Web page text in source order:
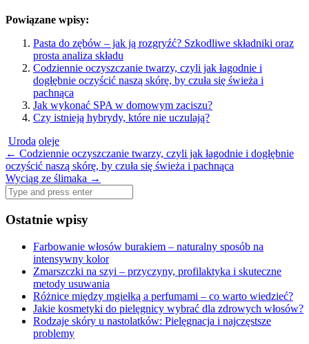
Powiązane wpisy:
Pasta do zębów – jak ją rozgryźć? Szkodliwe składniki oraz
prosta analiza składu
Codziennie oczyszczanie twarzy, czyli jak łagodnie i
dogłębnie oczyścić naszą skórę, by czuła się świeża i
pachnąca
Jak wykonać SPA w domowym zaciszu?
Czy istnieją hybrydy, które nie uczulają?
Uroda oleje
Post
navigation
← Codziennie oczyszczanie twarzy, czyli jak łagodnie i dogłębnie
oczyścić naszą skórę, by czuła się świeża i pachnąca
Wyciąg ze ślimaka →
Search
for:
Ostatnie wpisy
Farbowanie włosów burakiem – naturalny sposób na
intensywny kolor
Zmarszczki na szyi – przyczyny, profilaktyka i skuteczne
metody usuwania
Różnice między mgiełką a perfumami – co warto wiedzieć?
Jakie kosmetyki do pielęgnicy wybrać dla zdrowych włosów?
Rodzaje skóry u nastolatków: Pielęgnacja i najczęstsze
problemy